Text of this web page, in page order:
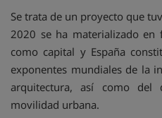
Se trata de un proyecto que
2020 se ha materializado en
como capital y España
exponentes mundiales de la
arquitectura, así como del
movilidad urbana.